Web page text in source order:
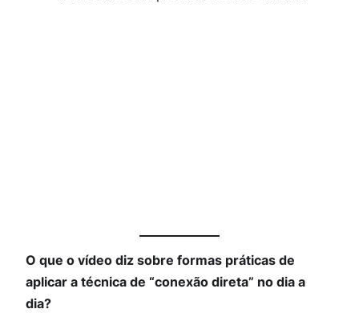
O que o vídeo diz sobre formas práticas de
aplicar a técnica de “conexão direta” no dia a
dia?